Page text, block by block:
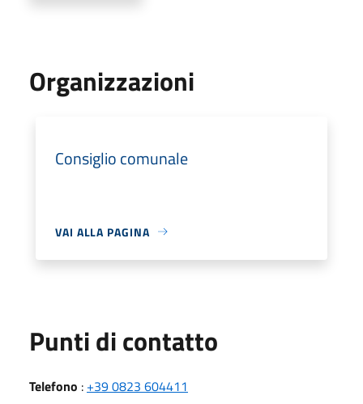
Organizzazioni
Consiglio comunale
VAI ALLA PAGINA
Punti di contatto
Telefono : +39 0823 604411